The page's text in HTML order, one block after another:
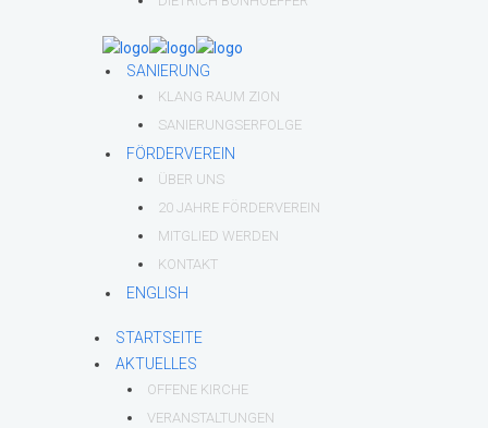
SANIERUNG
KLANG RAUM ZION
SANIERUNGSERFOLGE
FÖRDERVEREIN
ÜBER UNS
20 JAHRE FÖRDERVEREIN
MITGLIED WERDEN
KONTAKT
ENGLISH
STARTSEITE
AKTUELLES
OFFENE KIRCHE
VERANSTALTUNGEN